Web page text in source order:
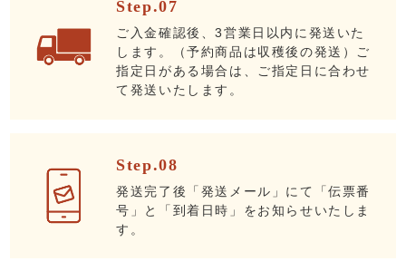
Step.07
ご入金確認後、3営業日以内に発送いた
します。（予約商品は収穫後の発送）ご
指定日がある場合は、ご指定日に合わせ
て発送いたします。
Step.08
発送完了後「発送メール」にて「伝票番
号」と「到着日時」をお知らせいたしま
す。